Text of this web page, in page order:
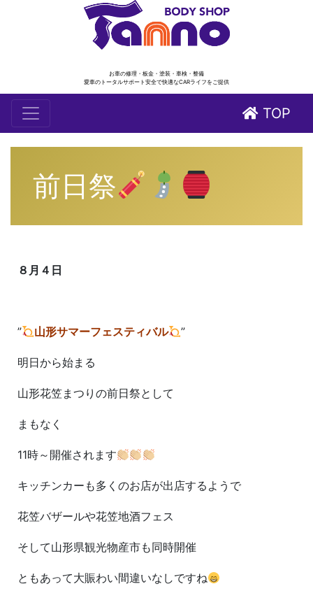
お車の修理・板金・塗装・車検・整備
愛車のトータルサポート安全で快適なCARライフをご提供
TOP
前日祭
８月４日
” 山形サマーフェスティバル ”
明日から始まる
山形花笠まつりの前日祭として
まもなく
11時～開催されます
キッチンカーも多くのお店が出店するようで
花笠バザールや花笠地酒フェス
そして山形県観光物産市も同時開催
ともあって大賑わい間違いなしですね